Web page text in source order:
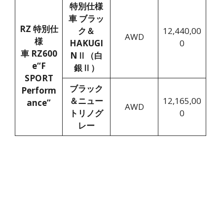
RZ 特別仕
様
車 RZ600
e“F
SPORT
Perform
ance”
特別仕様
車 ブラッ
ク＆
HAKUGI
NⅡ（白
銀Ⅱ）
AWD
12,440,00
0
ブラック
＆ニュー
トリノグ
レー
AWD
12,165,00
0